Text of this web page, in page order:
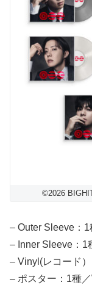
©2026
– Outer Sleeve：
– Inner Sleeve：1
– Vinyl(レコード
– ポスター：1種